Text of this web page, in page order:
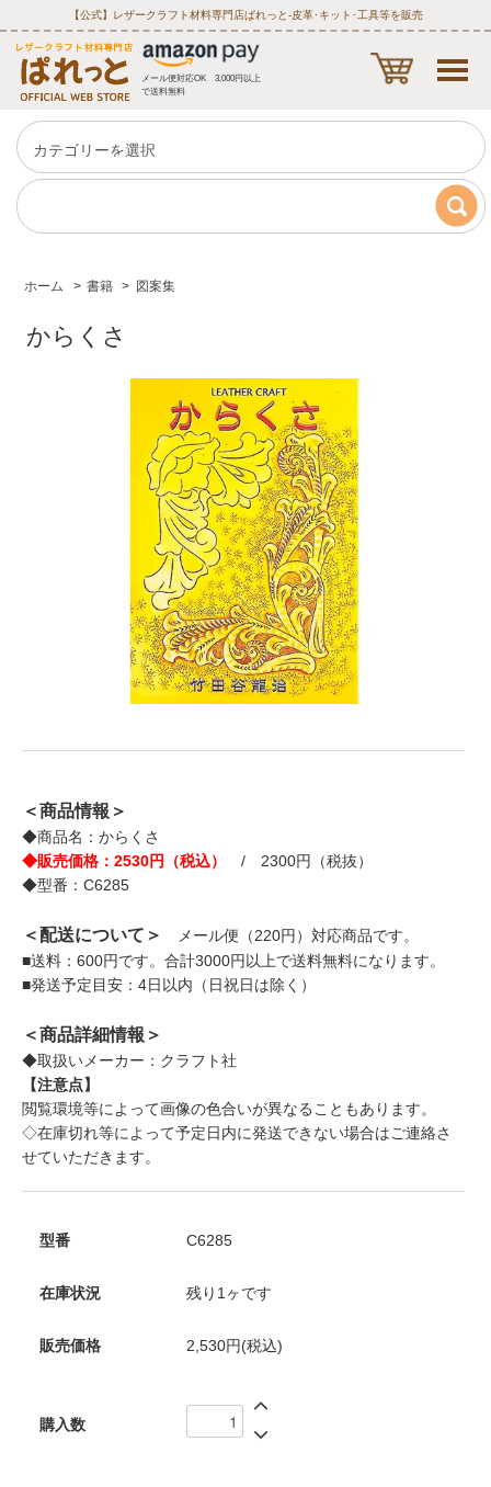
【公式】レザークラフト材料専門店ぱれっと‐皮革･キット･工具等を販売
メール便対応OK 3,000円以上
で送料無料
ホーム > 書籍 > 図案集
からくさ
＜商品情報＞
◆商品名：からくさ
◆販売価格：2530円（税込）
/ 2300円（税抜）
◆型番：C6285
＜配送について＞
メール便（220円）対応商品です。
■送料：600円です。合計3000円以上で送料無料になります。
■発送予定目安：4日以内（日祝日は除く）
＜商品詳細情報＞
◆取扱いメーカー：クラフト社
【注意点】
閲覧環境等によって画像の色合いが異なることもあります。
◇在庫切れ等によって予定日内に発送できない場合はご連絡さ
せていただきます。
型番 C6285
在庫状況 残り1ヶです
販売価格 2,530円(税込)
購入数